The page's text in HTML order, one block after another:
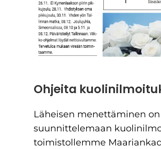
Ohjeita
Läheisen menettäminen
suunnittelemaan
toimistollemme